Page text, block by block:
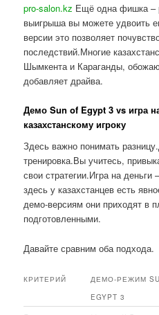
pro-salon.kz Ещё одна фишка –
выигрыша вы можете удвоить
версии это позволяет
последствий.Многие
Шымкента и Караганды,
добавляет драйва.
Демо Sun of Egypt 3 vs игра
казахстанскому игроку
Здесь важно понимать
тренировка.Вы учитесь,
свои стратегии.Игра на
здесь у казахстанцев есть
демо-версиям они приходят в
подготовленными.
Давайте сравним оба подхода.
КРИТЕРИЙ
ДЕМО-РЕЖИМ
EGYPT 3